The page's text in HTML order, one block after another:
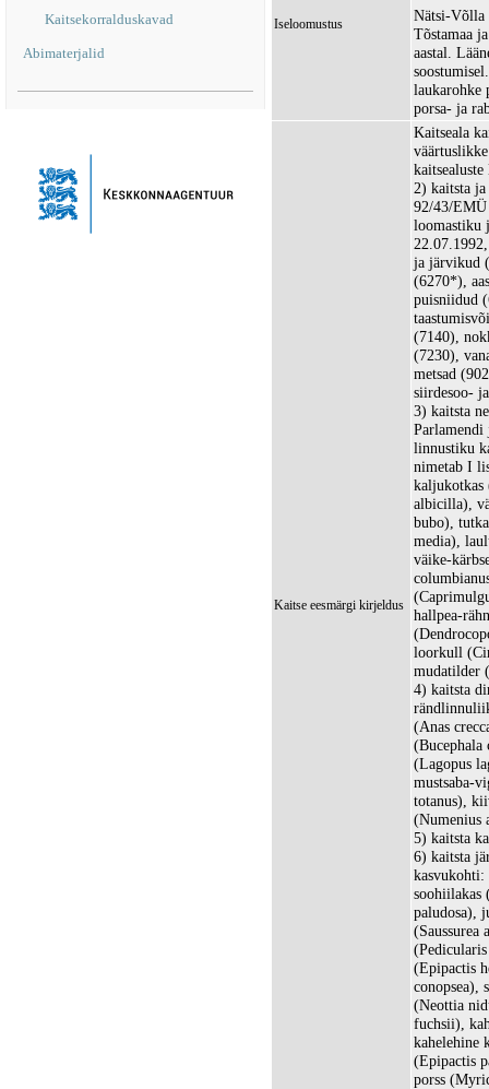
Kaitsekorralduskavad
Abimaterjalid
Iseloomustus
Nätsi-Võlla
Tõstamaa
aastal.
laukarohke
porsa- ja
Kaitse eesmärgi kirjeldus
Kaitseala
2) kaitsta
92/43/
loomastiku
ja järvikud
(6270*),
puisniidud
(7140),
(7230),
metsad
siirdesoo-
3) kaitsta
linnustiku
nimetab I
kaljukotkas
albicilla),
bubo),
media),
väike-
hallpea-
loorkull
mudatilder
4) kaitsta
(Anas
(Lagopus
mustsaba-
totanus),
(Numenius
5) kaitsta
6) kaitsta
soohiilakas
paludosa),
(Saussurea
(Epipactis
conopsea),
(Neottia
fuchsii),
kahelehine
(Epipactis
porss